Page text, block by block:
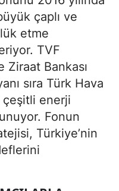
çaplı ve
etme
TVF
Bankası
sıra Türk Hava
çeşitli enerji
Fonun
Türkiye’nin